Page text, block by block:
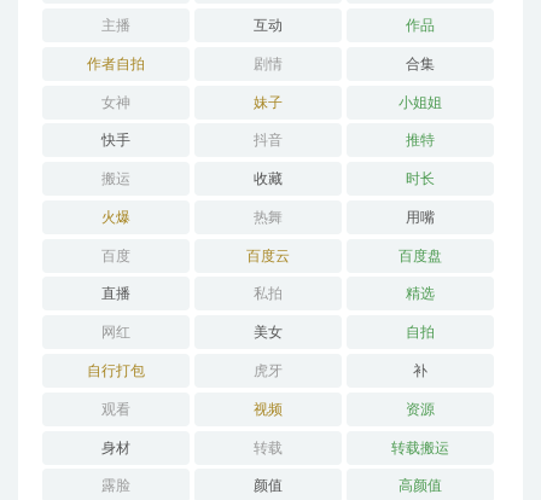
主播 互动 作品
作者自拍 剧情 合集
女神 妹子 小姐姐
快手 抖音 推特
搬运 收藏 时长
火爆 热舞 用嘴
百度 百度云 百度盘
直播 私拍 精选
网红 美女 自拍
自行打包 虎牙 补
观看 视频 资源
身材 转载 转载搬运
露脸 颜值 高颜值